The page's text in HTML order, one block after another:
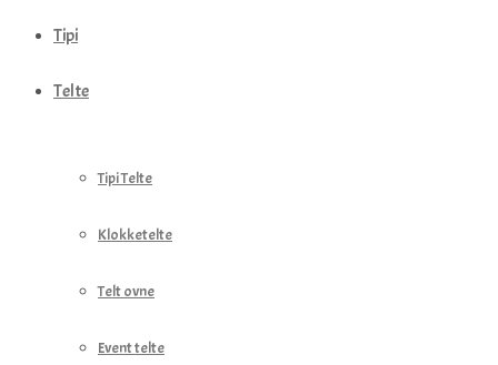
Tipi
Telte
Tipi Telte
Klokketelte
Telt ovne
Event telte